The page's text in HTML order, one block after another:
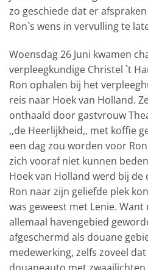
zo geschiede dat er
Ron`s wens in vervulling te
Woensdag 26 Juni kwamen
verpleegkundige Christel `t
Ron ophalen bij het
reis naar Hoek van Holland.
onthaald door gastvrouw
,,de Heerlijkheid,, met koffie
een dag zou worden voor
zich vooraf niet kunnen
Hoek van Holland werd bij
Ron naar zijn geliefde plek
was geweest met Lenie.
allemaal havengebied
afgeschermd als douane
medewerking, zelfs zoveel